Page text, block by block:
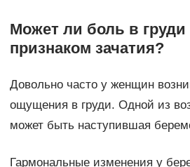
Может ли боль в
признаком зачатия?
Довольно часто у женщин
ощущения в груди. Одной из
может быть наступившая
Гармональные изменения у